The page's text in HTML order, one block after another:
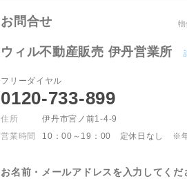
お問合せ
ウィル不動産販売 伊丹営業所
フリーダイヤル
0120-733-899
住所
伊丹市宮ノ前1-4-9
営業時間
10：00～19：00 定休日なし ※
お名前・メールアドレスを入力してくだ